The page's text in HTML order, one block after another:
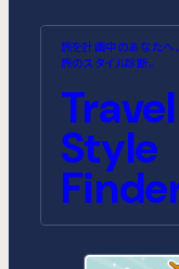
MIMARU
MIMARU
MIMARU東京
MIMARU東京
MIMARU東京
MIMARU東京
MIMARU
CENTRAL
MIMARU京都
MIMARU京都
MIMARU京都
MIMARU
MIMARU大阪
ANNEX（2026
MIMARU大阪
MIMARU大阪
MIMARU大阪
旅を計画中のあなたへ、
旅のスタイル診断。
Travel
Style